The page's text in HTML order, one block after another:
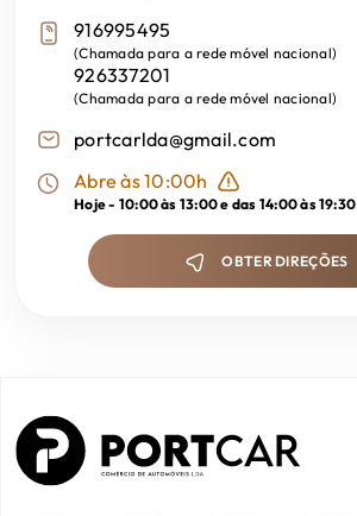
916995495
(Chamada para a rede móvel nacional)
926337201
(Chamada para a rede móvel nacional)
portcarlda@gmail.com
Abre às 10:00h
Hoje - 10:00 às 13:00 e das 14:00 às 19:30
OBTER DIREÇÕES